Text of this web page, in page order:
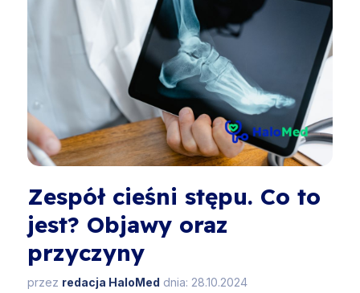
Zespół cieśni stępu. Co to
jest? Objawy oraz
przyczyny
przez redacja HaloMed dnia: 28.10.2024